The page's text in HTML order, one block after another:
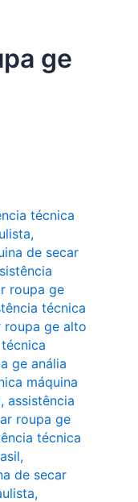
ge
técnica
,
de secar
roupa ge
técnica
roupa ge alto
ge anália
máquina
, assistência
roupa ge
técnica
,
de secar
,